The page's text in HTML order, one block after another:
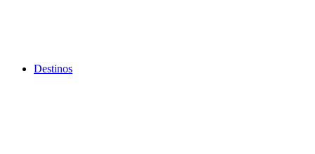
Destinos